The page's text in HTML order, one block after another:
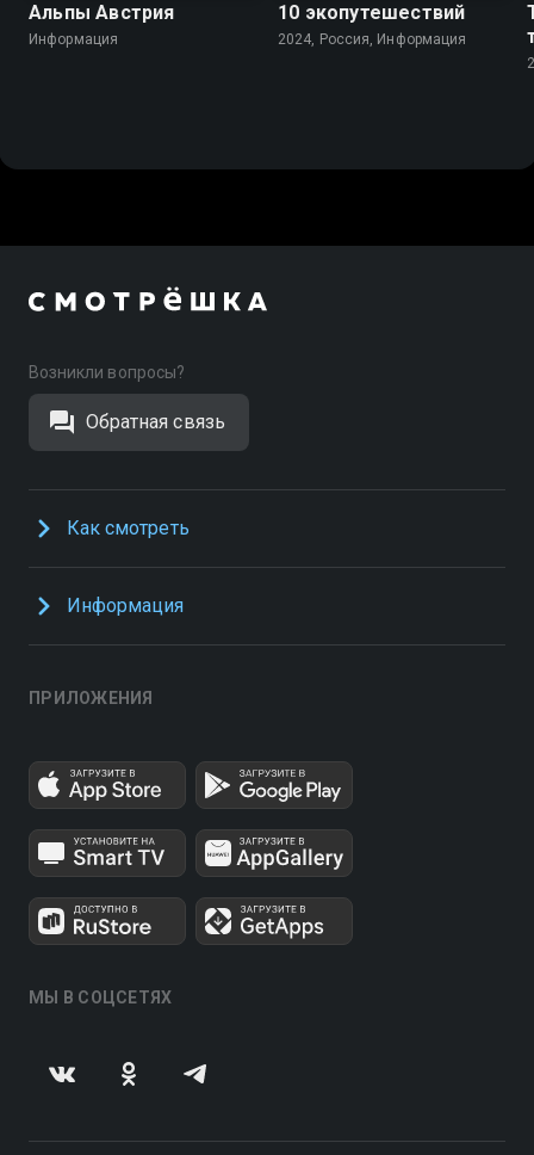
Альпы Австрия
Информация
10 экопутешествий
2024, Россия, Информация
Возникли вопросы?
Обратная связь
Как смотреть
Информация
ПРИЛОЖЕНИЯ
МЫ В СОЦСЕТЯХ